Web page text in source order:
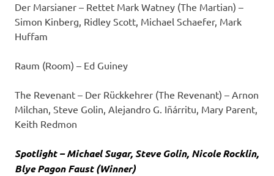
Der Marsianer – Rettet Mark Watney (The Martian) –
Simon Kinberg, Ridley Scott, Michael Schaefer, Mark
Huffam
Raum (Room) – Ed Guiney
The Revenant – Der Rückkehrer (The Revenant) – Arnon
Milchan, Steve Golin, Alejandro G. Iñárritu, Mary Parent,
Keith Redmon
Spotlight – Michael Sugar, Steve Golin, Nicole Rocklin,
Blye Pagon Faust (Winner)